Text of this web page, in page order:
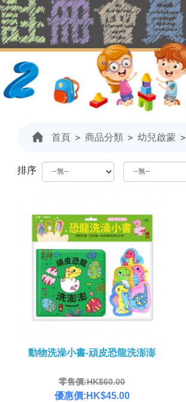
首頁 ＞ 商品分類 ＞ 幼兒啟蒙 ＞
排序
動物洗澡小書-頑皮恐龍洗澎澎
零售價:HK$60.00
優惠價:HK$45.00